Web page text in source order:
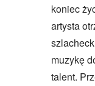
koniec
artysta
muzykę
talent.